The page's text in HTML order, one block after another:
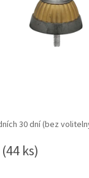
30 dní (bez
(44 ks)